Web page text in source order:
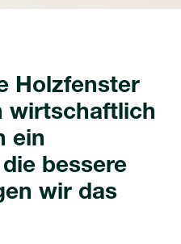
Holzfenster
wirtschaftlich
ein
bessere
wir das